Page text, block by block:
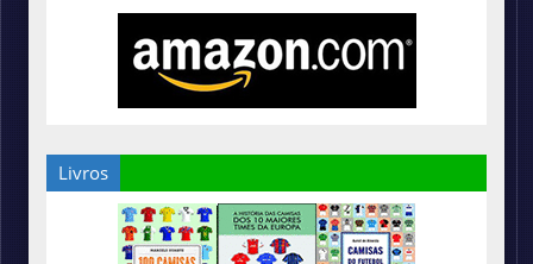
Livros